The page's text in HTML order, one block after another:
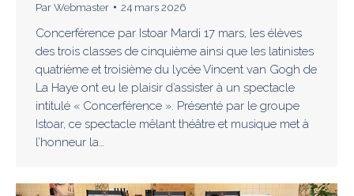
Par Webmaster 24 mars 2026
Concerférence par Istoar Mardi 17 mars, les élèves
des trois classes de cinquième ainsi que les latinistes
quatrième et troisième du lycée Vincent van Gogh de
La Haye ont eu le plaisir d’assister à un spectacle
intitulé « Concerférence ». Présenté par le groupe
Istoar, ce spectacle mêlant théâtre et musique met à
l’honneur la…